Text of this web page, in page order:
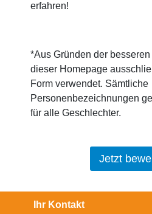
erfahren!
*Aus Gründen der
dieser Homepage
Form verwendet. Sämtliche
Personenbezeichnungen
für alle Geschlechter.
Jetzt
Ihr Kontakt